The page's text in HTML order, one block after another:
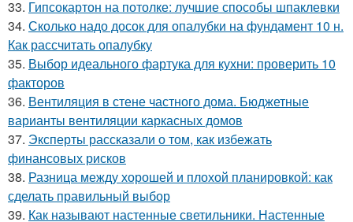
33. Гипсокартон на потолке: лучшие способы шпаклевки
34. Сколько надо досок для опалубки на фундамент 10 н.
Как рассчитать опалубку
35. Выбор идеального фартука для кухни: проверить 10
факторов
36. Вентиляция в стене частного дома. Бюджетные
варианты вентиляции каркасных домов
37. Эксперты рассказали о том, как избежать
финансовых рисков
38. Разница между хорошей и плохой планировкой: как
сделать правильный выбор
39. Как называют настенные светильники. Настенные